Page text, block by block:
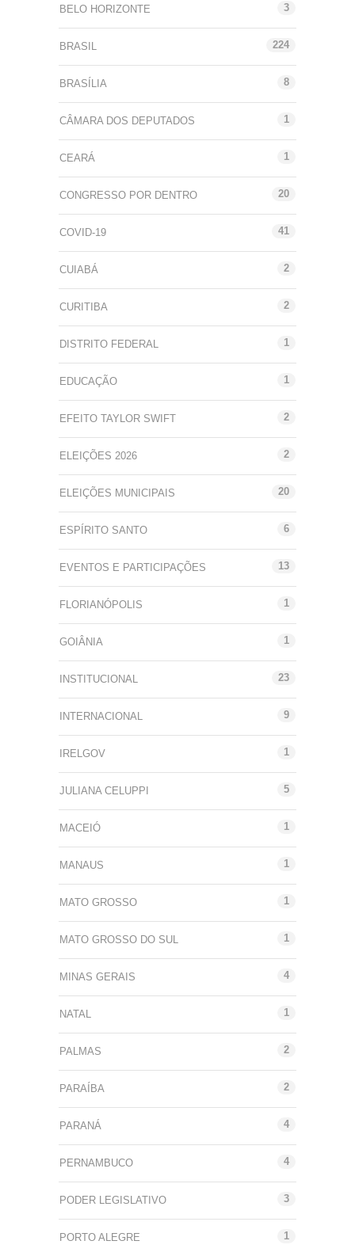
BELO HORIZONTE 3
BRASIL 224
BRASÍLIA 8
CÂMARA DOS DEPUTADOS 1
CEARÁ 1
CONGRESSO POR DENTRO 20
COVID-19 41
CUIABÁ 2
CURITIBA 2
DISTRITO FEDERAL 1
EDUCAÇÃO 1
EFEITO TAYLOR SWIFT 2
ELEIÇÕES 2026 2
ELEIÇÕES MUNICIPAIS 20
ESPÍRITO SANTO 6
EVENTOS E PARTICIPAÇÕES 13
FLORIANÓPOLIS 1
GOIÂNIA 1
INSTITUCIONAL 23
INTERNACIONAL 9
IRELGOV 1
JULIANA CELUPPI 5
MACEIÓ 1
MANAUS 1
MATO GROSSO 1
MATO GROSSO DO SUL 1
MINAS GERAIS 4
NATAL 1
PALMAS 2
PARAÍBA 2
PARANÁ 4
PERNAMBUCO 4
PODER LEGISLATIVO 3
PORTO ALEGRE 1